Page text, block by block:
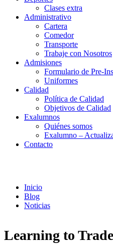
Clases extra
Administrativo
Cartera
Comedor
Transporte
Trabaje con Nosotros
Admisiones
Formulario de Pre-
Uniformes
Calidad
Política de Calidad
Objetivos de Calidad
Exalumnos
Quiénes somos
Exalumno –
Contacto
Inicio
Blog
Noticias
Learning to Trade